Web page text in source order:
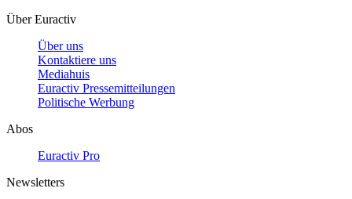
Über Euractiv
Über uns
Kontaktiere uns
Mediahuis
Euractiv Pressemitteilungen
Politische Werbung
Abos
Euractiv Pro
Newsletters